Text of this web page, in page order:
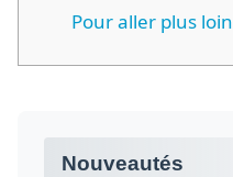
Pour aller plus loin
Nouveautés